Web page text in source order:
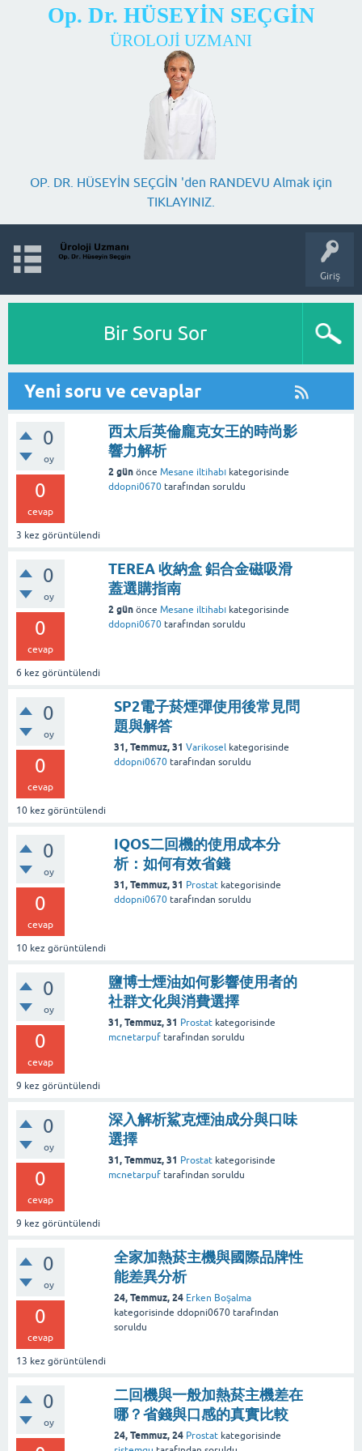
Op. Dr. HÜSEYİN SEÇGİN
ÜROLOJİ UZMANI
OP. DR. HÜSEYİN SEÇGİN 'den RANDEVU Almak için
TIKLAYINIZ.
Giriş
Bir Soru Sor
Yeni soru ve cevaplar
0
oy
0
cevap
3 kez görüntülendi
西太后英倫龐克女王的時尚影
響力解析
2 gün önce Mesane iltihabı kategorisinde
ddopni0670 tarafından soruldu
0
oy
0
cevap
6 kez görüntülendi
TEREA 收納盒 鋁合金磁吸滑
蓋選購指南
2 gün önce Mesane iltihabı kategorisinde
ddopni0670 tarafından soruldu
0
oy
0
cevap
10 kez görüntülendi
SP2電子菸煙彈使用後常見問
題與解答
31, Temmuz, 31 Varikosel kategorisinde
ddopni0670 tarafından soruldu
0
oy
0
cevap
10 kez görüntülendi
IQOS二回機的使用成本分
析：如何有效省錢
31, Temmuz, 31 Prostat kategorisinde
ddopni0670 tarafından soruldu
0
oy
0
cevap
9 kez görüntülendi
鹽博士煙油如何影響使用者的
社群文化與消費選擇
31, Temmuz, 31 Prostat kategorisinde
mcnetarpuf tarafından soruldu
0
oy
0
cevap
9 kez görüntülendi
深入解析鯊克煙油成分與口味
選擇
31, Temmuz, 31 Prostat kategorisinde
mcnetarpuf tarafından soruldu
0
oy
0
cevap
13 kez görüntülendi
全家加熱菸主機與國際品牌性
能差異分析
24, Temmuz, 24 Erken Boşalma
kategorisinde ddopni0670 tarafından
soruldu
0
oy
二回機與一般加熱菸主機差在
哪？省錢與口感的真實比較
24, Temmuz, 24 Prostat kategorisinde